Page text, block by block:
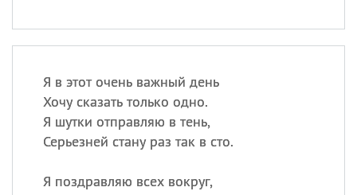
Я в этот очень важный день
Хочу сказать только одно.
Я шутки отправляю в тень,
Серьезней стану раз так в сто.
Я поздравляю всех вокруг,